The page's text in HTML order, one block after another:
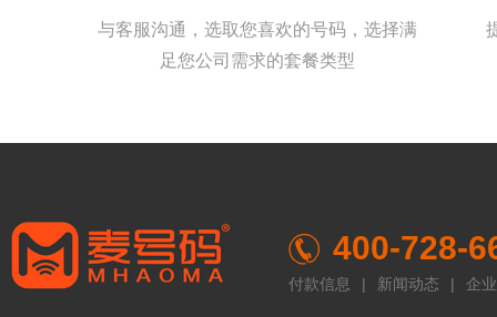
与客服沟通，选取您喜欢的号码，选择满
足您公司需求的套餐类型
400-728-
付款信息 | 新闻动态 | 企